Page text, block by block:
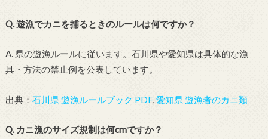
Q. 遊漁でカニを捕るときのルールは何ですか？
A. 県の遊漁ルールに従います。石川県や愛知県は具体的な漁
具・方法の禁止例を公表しています。
出典： 石川県 遊漁ルールブック PDF,愛知県 遊漁者のカニ類
Q. カニ漁のサイズ規制は何cmですか？